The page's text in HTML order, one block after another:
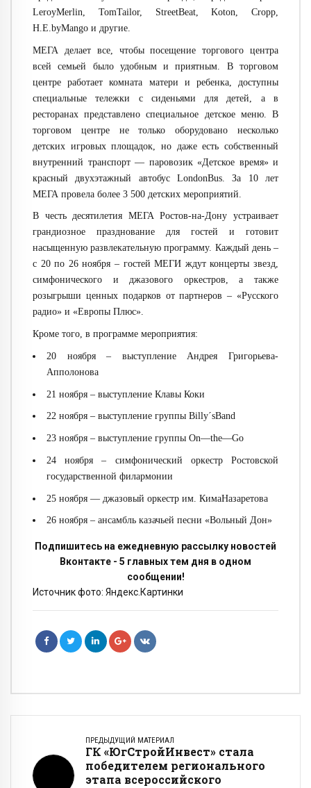
LeroyMerlin, TomTailor, StreetBeat, Koton, Cropp,
H.E.byMango и другие.
МЕГА делает все, чтобы посещение торгового центра
всей семьей было удобным и приятным. В торговом
центре работает комната матери и ребенка, доступны
специальные тележки с сиденьями для детей, а в
ресторанах представлено специальное детское меню. В
торговом центре не только оборудовано несколько
детских игровых площадок, но даже есть собственный
внутренний транспорт — паровозик «Детское время» и
красный двухэтажный автобус LondonBus . За 10 лет
МЕГА провела более 3 500 детских мероприятий.
В честь десятилетия МЕГА Ростов-на-Дону устраивает
грандиозное празднование для гостей и готовит
насыщенную развлекательную программу. Каждый день –
с 20 по 26 ноября – гостей МЕГИ ждут концерты звезд,
симфонического и джазового оркестров, а также
розыгрыши ценных подарков от партнеров – «Русского
радио» и «Европы Плюс».
Кроме того, в программе мероприятия:
20 ноября – выступление Андрея Григорьева-
Апполонова
21 ноября – выступление Клавы Коки
22 ноября – выступление группы Billy´sBand
23 ноября – выступление группы On—the—Go
24 ноября – симфонический оркестр Ростовской
государственной филармонии
25 ноября — джазовый оркестр им. КимаНазаретова
26 ноября – ансамбль казачьей песни «Вольный Дон»
Подпишитесь на ежедневную рассылку новостей
Вконтакте - 5 главных тем дня в одном
сообщении!
Источник фото: Яндекс.Картинки
ПРЕДЫДУЩИЙ МАТЕРИАЛ
ГК «ЮгСтройИнвест» стала
победителем регионального
этапа всероссийского